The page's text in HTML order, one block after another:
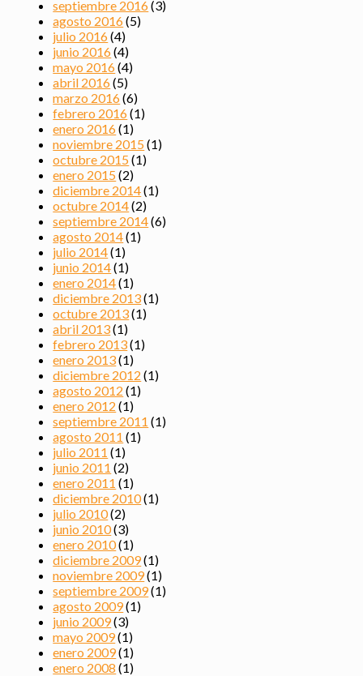
septiembre 2016(3)
agosto 2016(5)
julio 2016(4)
junio 2016(4)
mayo 2016(4)
abril 2016(5)
marzo 2016(6)
febrero 2016(1)
enero 2016(1)
noviembre 2015(1)
octubre 2015(1)
enero 2015(2)
diciembre 2014(1)
octubre 2014(2)
septiembre 2014(6)
agosto 2014(1)
julio 2014(1)
junio 2014(1)
enero 2014(1)
diciembre 2013(1)
octubre 2013(1)
abril 2013(1)
febrero 2013(1)
enero 2013(1)
diciembre 2012 (1)
agosto 2012 (1)
enero 2012 (1)
septiembre 2011 (1)
agosto 2011 (1)
julio 2011 (1)
junio 2011 (2)
enero 2011 (1)
diciembre 2010(1)
julio 2010(2)
junio 2010(3)
enero 2010(1)
diciembre 2009(1)
noviembre 2009(1)
septiembre 2009(1)
agosto 2009(1)
junio 2009(3)
mayo 2009(1)
enero 2009(1)
enero 2008 (1)